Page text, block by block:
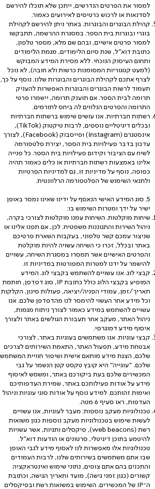
למסור את הפרטים הנדרשים, ייתכן שלא תוכלו להירשם
לסדנאות או לרכוש כרטיסים לאירועים כאמור.
קהילת הבוגרים והבוגרות. באתר ניתן להירשם לקהילת
בוגרי ובוגרות בית הספר. במסגרת ההרשמה, תתבקשו
למסור פרטים אישיים, ובהם שם מלא, מספר טלפון,
כתובת דוא"ל, שנת סיום הלימודים, מגמת הלימודים
ותחום העיסוק הנוכחי. ללא מסירת המידע המבוקש
(למעט קטגוריות המסומנות כרשות ולא חובה), לא נוכל
לצרף אתכם לקהילת הבוגרים והבוגרות שלנו. נוסף על כך,
תעמוד לרשות הבוגרים והבוגרות האפשרות להעניק
תרומה לבית הספר. אם תוענק תרומה, יישמרו פרטי
התרומה והפרטים הנלווים לה ביחס לתורמים.
רשתות חברתיות. אנו עושים שימוש ברשתות חברתיות
ובכלים דיגיטליים נוספים, לרבות טיקטוק (TikTok),
אינסטגרם (Instagram) ופייסבוק (Facebook), לצורך
עדכון בדבר פעילויות בית הספר, יצירת פלטפורמה
לשיח עם הציבור וקידום פעילויות בית הספר. כל פנייה
אלינו באמצעות רשתות חברתיות או כלים כאמור תהיה
כפופה, נוסף על מדיניות זו, גם למדיניות הפרטיות
ולתנאי השימוש של הפלטפורמה הרלוונטית.
5. סוג המידע האישי הנאסף על ידינו שאינו נמסר באופן
ישיר על ידך ומטרות השימוש בו:
שיחות מוקלטות. השיחות עמנו מוקלטות לצורכי בקרה,
ניהול השירות והתגוננות משפטית. לכן, אם תפנו אלינו או
שניצור עמכם קשר טלפוני, בעקבות השארת פרטיכם
באתר ובכלל, זכרו כי השיחה עשויה להיות מוקלטת
והפרטים האישיים אשר תמסרו במסגרת השיחה, עשויים
להישמר על ידנו למטרות המפורטות במדיניות זו.
קבצי לוג. אנו עשויים להשתמש בקבצי לוג. המידע
המופיע בקבצי הלוג כולל כתובת IP, סוג דפדפן, חותמת
תאריך/זמן, עמודי הפניה/יציאה, פעולות סינון, הקלקות
וכל מידע אחר העשוי להימסר לנו מהדפדפן שלכם. אנו
עשויים להשתמש במידע כאמור לצורך ניתוח מגמות,
ניהול האתר, מעקב אחר תעבורת הגולשים באתר ולצורך
איסוף מידע דמוגרפי.
קבצי עוגיות. אנו משתמשים בעוגיות באתר, לצורכי
אבטחת מידע, תפעול האתר, התאמת השירותים לצרכים
שלכם, הצגת מידע מותאם אישית ושיפור חוויית המשתמש
שלכם. "עוגייה" היא קובץ טקסט קטן הנשמר על גבי
המכשירים שלכם בעת ביקורכם באתר, ומשמש לאיסוף
מידע על אודות פעילותכם באתר, שמירת העדפותיכם
ואימות זהותכם. למידע נוסף על אודות סוגי עוגיות וניהול
העדפות, ראו סעיף 6 מטה.
טכנולוגיות מעקב נוספות: מעבר לעוגיות, אנו עשויים
לעשות שימוש בטכנולוגיות מעקב נוספות כגון משואות
רשת (web beacons), פיקסלים ותגיות, אשר עשויות
להיטמע בתוכן דיגיטלי, סרטונים או הודעות דוא"ל.
טכנולוגיות אלו מאפשרות לנו לאסוף מידע לגבי האופן
שבו אתם משתמשים בשירותים שלנו, לרבות העמודים
והתכנים בהם אתם צופים, נתוני שימוש ואינטראקציה
קשורים (כגון זמני גישה), מועד ותאריך הגישה, וכתובת
ה־IP של המכשירים. השימוש במשואות רשת ובפיקסלים